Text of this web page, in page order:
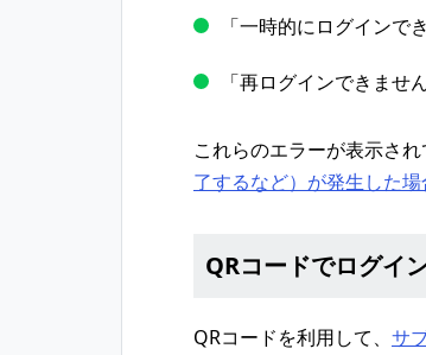
「一時的にログインで
「再ログインできませ
これらのエラーが表示され
了するなど）が発生した
QRコードでログイ
QRコードを利用して、 サ